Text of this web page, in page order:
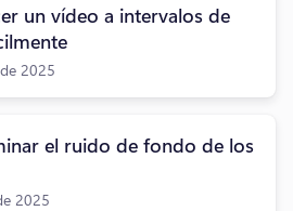
un vídeo a intervalos de
2025
el ruido de fondo de los
2025